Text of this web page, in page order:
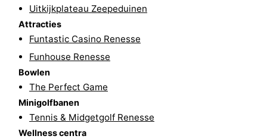
Paardrijden
Golfbanen
Surfen
Duiken
Eten
Zeehonden
Uitkijkplateau Zeepeduinen
Attracties
Funtastic Casino Renesse
Funhouse Renesse
Bowlen
The Perfect Game
Minigolfbanen
Tennis & Midgetgolf Renesse
Wellness centra